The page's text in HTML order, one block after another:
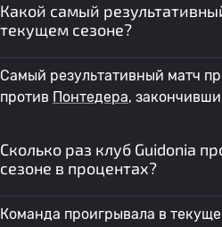
Какой самый
текущем сезоне?
Самый результативный матч
против Понтедера,
Сколько раз клуб Guidonia
сезоне в процентах?
Команда проигрывала в